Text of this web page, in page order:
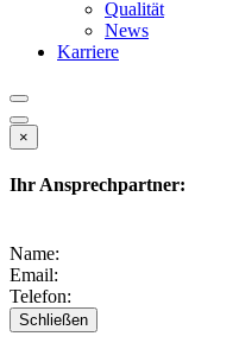
Qualität
News
Karriere
×
Ihr Ansprechpartner:
Name:
Email:
Telefon:
Schließen